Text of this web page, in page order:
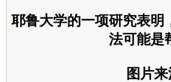
耶鲁大学的一项研究表明
法可能是
图片